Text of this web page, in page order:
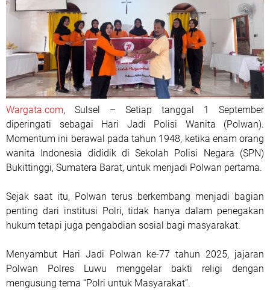
Wargata.com, Sulsel – Setiap tanggal 1 September
diperingati sebagai Hari Jadi Polisi Wanita (Polwan).
Momentum ini berawal pada tahun 1948, ketika enam orang
wanita Indonesia dididik di Sekolah Polisi Negara (SPN)
Bukittinggi, Sumatera Barat, untuk menjadi Polwan pertama.
Sejak saat itu, Polwan terus berkembang menjadi bagian
penting dari institusi Polri, tidak hanya dalam penegakan
hukum tetapi juga pengabdian sosial bagi masyarakat.
Menyambut Hari Jadi Polwan ke-77 tahun 2025, jajaran
Polwan Polres Luwu menggelar bakti religi dengan
mengusung tema “Polri untuk Masyarakat”.